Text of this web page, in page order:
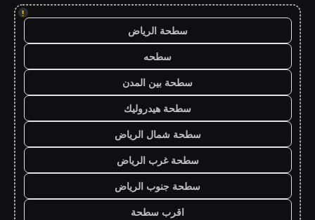
!
سطحة الرياض
سطحه
سطحة بين المدن
سطحة هيدروليك
سطحة شمال الرياض
سطحة غرب الرياض
سطحة جنوب الرياض
اقرب سطحة